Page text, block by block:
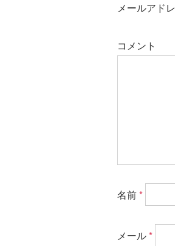
メールアド
コメント
名前*
メール*